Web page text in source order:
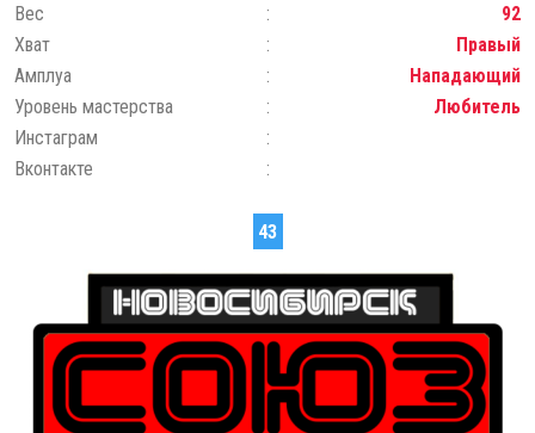
Вес
92
Хват
Правый
Амплуа
Нападающий
Уровень мастерства
Любитель
Инстаграм
Вконтакте
43